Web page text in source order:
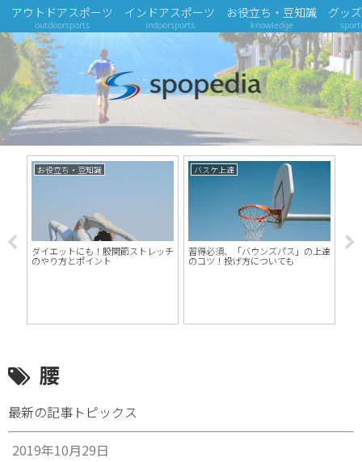
アウトドアスポーツ
outdoorsports
インドアスポーツ
indoorsports
お役立ち・豆知識
knowledge
グッ
在
お役立ち・豆知識
ダイエットにも！股関節ストレッチ
のやり方とポイント
バスケ上達
習得必須、「バウンズパス」の上達
のコツ！投げ方についても
腰
最新の記事トピックス
2019年10月29日